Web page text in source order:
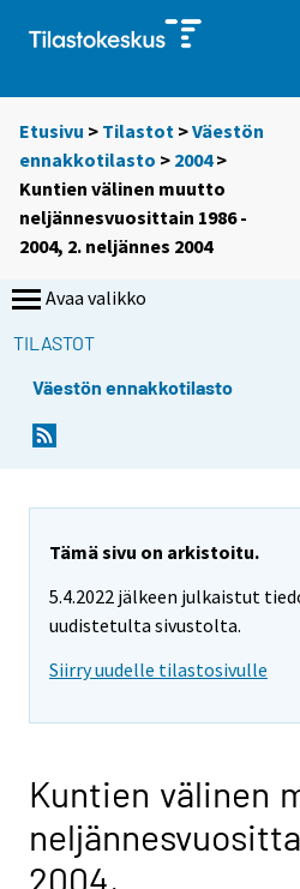
Etusivu > Tilastot >Väestön
ennakkotilasto > 2004>
Kuntien välinen muutto
neljännesvuosittain 1986 -
2004, 2. neljännes 2004
Avaa valikko
TILASTOT
Väestön ennakkotilasto
Tämä sivu on arkistoitu.
5.4.2022 jälkeen julkaistut
uudistetulta sivustolta.
Siirry uudelle tilastosivulle
Kuntien välinen
2004,